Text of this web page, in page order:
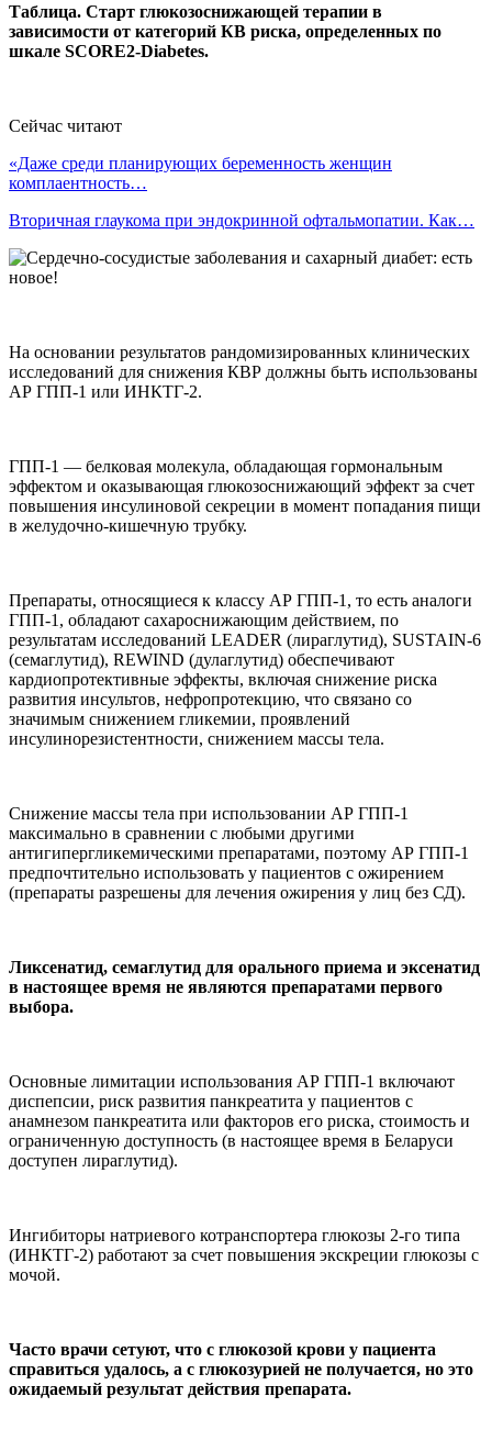
Таблица. Старт глюкозоснижающей терапии в
зависимости от категорий КВ риска, определенных по
шкале SCORE2-Diabetes.
Сейчас читают
«Даже среди планирующих беременность женщин
комплаентность…
Вторичная глаукома при эндокринной офтальмопатии. Как…
На основании результатов рандомизированных клинических
исследований для снижения КВР должны быть использованы
АР ГПП-1 или ИНКТГ-2.
ГПП-1 — белковая молекула, обладающая гормональным
эффектом и оказывающая глюкозоснижающий эффект за счет
повышения инсулиновой секреции в момент попадания пищи
в желудочно-кишечную трубку.
Препараты, относящиеся к классу АР ГПП-1, то есть аналоги
ГПП-1, обладают сахароснижающим действием, по
результатам исследований LEADER (лираглутид), SUSTAIN-6
(семаглутид), REWIND (дулаглутид) обеспечивают
кардиопротективные эффекты, включая снижение риска
развития инсультов, нефропротекцию, что связано со
значимым снижением гликемии, проявлений
инсулинорезистентности, снижением массы тела.
Снижение массы тела при использовании АР ГПП-1
максимально в сравнении с любыми другими
антигипергликемическими препаратами, поэтому АР ГПП-1
предпочтительно использовать у пациентов с ожирением
(препараты разрешены для лечения ожирения у лиц без СД).
Ликсенатид, семаглутид для орального приема и эксенатид
в настоящее время не являются препаратами первого
выбора.
Основные лимитации использования АР ГПП-1 включают
диспепсии, риск развития панкреатита у пациентов с
анамнезом панкреатита или факторов его риска, стоимость и
ограниченную доступность (в настоящее время в Беларуси
доступен лираглутид).
Ингибиторы натриевого котранспортера глюкозы 2-го типа
(ИНКТГ-2) работают за счет повышения экскреции глюкозы с
мочой.
Часто врачи сетуют, что с глюкозой крови у пациента
справиться удалось, а с глюкозурией не получается, но это
ожидаемый результат действия препарата.